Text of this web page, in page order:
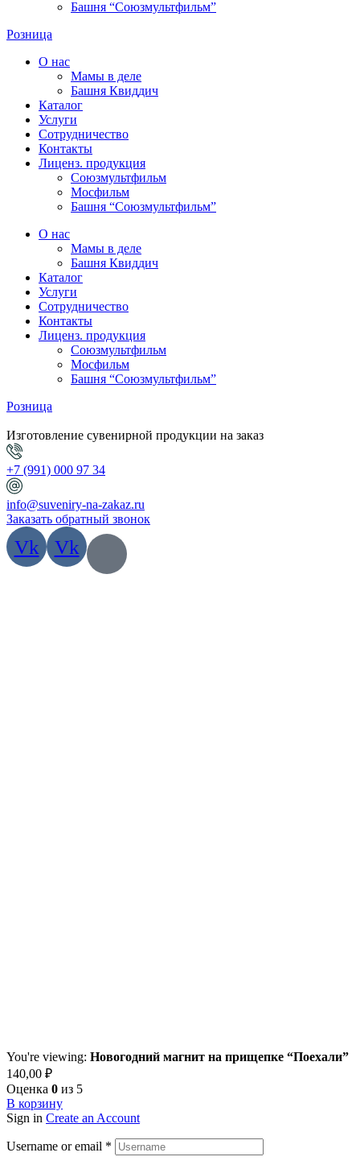
Башня “Союзмультфильм”
Розница
О нас
Мамы в деле
Башня Квиддич
Каталог
Услуги
Сотрудничество
Контакты
Лиценз. продукция
Союзмультфильм
Мосфильм
Башня “Союзмультфильм”
О нас
Мамы в деле
Башня Квиддич
Каталог
Услуги
Сотрудничество
Контакты
Лиценз. продукция
Союзмультфильм
Мосфильм
Башня “Союзмультфильм”
Розница
Изготовление сувенирной продукции на заказ
+7 (991) 000 97 34
info@suveniry-na-zakaz.ru
Заказать обратный звонок
Vk Vk
You're viewing: Новогодний магнит на прищепке “Поехали”
140,00 ₽
Оценка 0 из 5
В корзину
Sign in Create an Account
Username or email *